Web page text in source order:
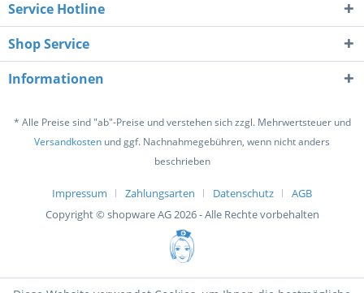
Service Hotline
Shop Service
Informationen
* Alle Preise sind "ab"-Preise und verstehen sich zzgl. Mehrwertsteuer und
Versandkosten und ggf. Nachnahmegebühren, wenn nicht anders
beschrieben
Impressum Zahlungsarten Datenschutz
AGB
Copyright © shopware AG 2026 - Alle Rechte vorbehalten